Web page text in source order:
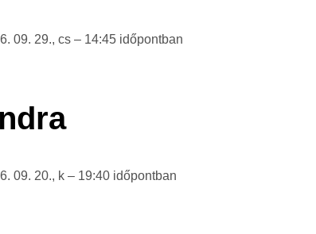
09. 29., cs – 14:45 időpontban
09. 20., k – 19:40 időpontban